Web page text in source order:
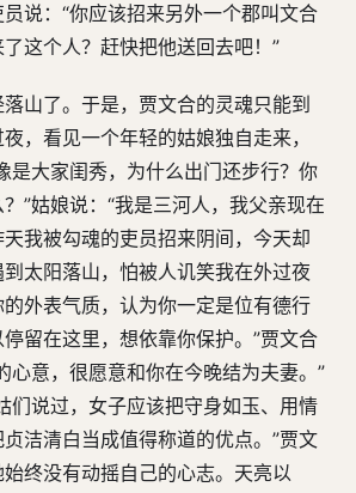
说：“你应该招来另外一个郡叫文合
这个人？赶快把他送回去吧！”
山了。于是，贾文合的灵魂只能到
，看见一个年轻的姑娘独自走来，
是大家闺秀，为什么出门还步行？你
”姑娘说：“我是三河人，我父亲现在
我被勾魂的吏员招来阴间，今天却
太阳落山，怕被人讥笑我在外过夜
外表气质，认为你一定是位有德行
留在这里，想依靠你保护。”贾文合
心意，很愿意和你在今晚结为夫妻。”
们说过，女子应该把守身如玉、用情
洁清白当成值得称道的优点。”贾文
终没有动摇自己的心志。天亮以